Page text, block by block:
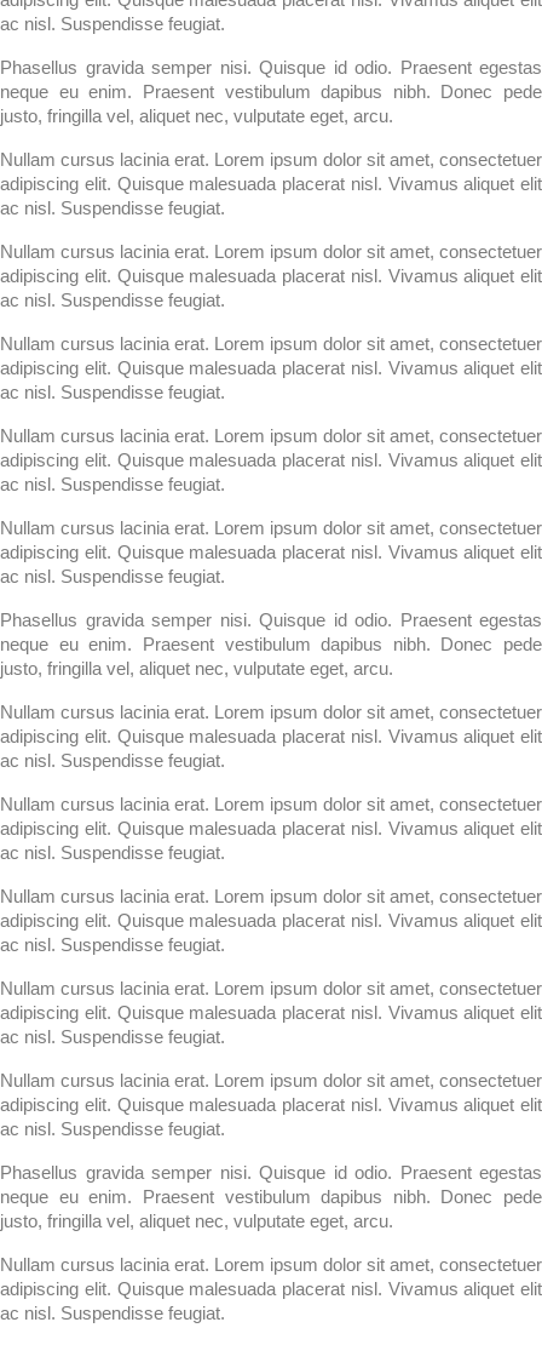
ac nisl. Suspendisse feugiat.
Phasellus gravida semper nisi. Quisque id odio. Praesent egestas
neque eu enim. Praesent vestibulum dapibus nibh. Donec pede
justo, fringilla vel, aliquet nec, vulputate eget, arcu.
Nullam cursus lacinia erat. Lorem ipsum dolor sit amet, consectetuer
adipiscing elit. Quisque malesuada placerat nisl. Vivamus aliquet elit
ac nisl. Suspendisse feugiat.
Nullam cursus lacinia erat. Lorem ipsum dolor sit amet, consectetuer
adipiscing elit. Quisque malesuada placerat nisl. Vivamus aliquet elit
ac nisl. Suspendisse feugiat.
Nullam cursus lacinia erat. Lorem ipsum dolor sit amet, consectetuer
adipiscing elit. Quisque malesuada placerat nisl. Vivamus aliquet elit
ac nisl. Suspendisse feugiat.
Nullam cursus lacinia erat. Lorem ipsum dolor sit amet, consectetuer
adipiscing elit. Quisque malesuada placerat nisl. Vivamus aliquet elit
ac nisl. Suspendisse feugiat.
Nullam cursus lacinia erat. Lorem ipsum dolor sit amet, consectetuer
adipiscing elit. Quisque malesuada placerat nisl. Vivamus aliquet elit
ac nisl. Suspendisse feugiat.
Phasellus gravida semper nisi. Quisque id odio. Praesent egestas
neque eu enim. Praesent vestibulum dapibus nibh. Donec pede
justo, fringilla vel, aliquet nec, vulputate eget, arcu.
Nullam cursus lacinia erat. Lorem ipsum dolor sit amet, consectetuer
adipiscing elit. Quisque malesuada placerat nisl. Vivamus aliquet elit
ac nisl. Suspendisse feugiat.
Nullam cursus lacinia erat. Lorem ipsum dolor sit amet, consectetuer
adipiscing elit. Quisque malesuada placerat nisl. Vivamus aliquet elit
ac nisl. Suspendisse feugiat.
Nullam cursus lacinia erat. Lorem ipsum dolor sit amet, consectetuer
adipiscing elit. Quisque malesuada placerat nisl. Vivamus aliquet elit
ac nisl. Suspendisse feugiat.
Nullam cursus lacinia erat. Lorem ipsum dolor sit amet, consectetuer
adipiscing elit. Quisque malesuada placerat nisl. Vivamus aliquet elit
ac nisl. Suspendisse feugiat.
Nullam cursus lacinia erat. Lorem ipsum dolor sit amet, consectetuer
adipiscing elit. Quisque malesuada placerat nisl. Vivamus aliquet elit
ac nisl. Suspendisse feugiat.
Phasellus gravida semper nisi. Quisque id odio. Praesent egestas
neque eu enim. Praesent vestibulum dapibus nibh. Donec pede
justo, fringilla vel, aliquet nec, vulputate eget, arcu.
Nullam cursus lacinia erat. Lorem ipsum dolor sit amet, consectetuer
adipiscing elit. Quisque malesuada placerat nisl. Vivamus aliquet elit
ac nisl. Suspendisse feugiat.